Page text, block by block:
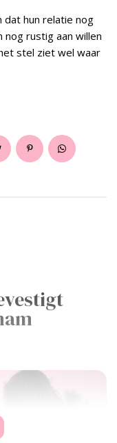
dat hun relatie nog
rustig aan willen
stel ziet wel waar